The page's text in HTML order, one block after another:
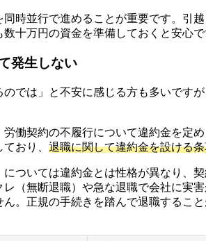
時並行で進めることが重要です。引
十万円の資金を準備しておくと安心で
発生しない
のでは」と不安に感じる方も多いです
労働契約の不履行について違約金を定
おり、 退職に関して違約金を設ける
ついては違約金とは性格が異なり、
（無断退職）や急な退職で会社に実
。正規の手続きを踏んで退職するこ